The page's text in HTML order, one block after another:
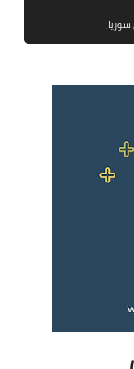
في العراق
اليمن